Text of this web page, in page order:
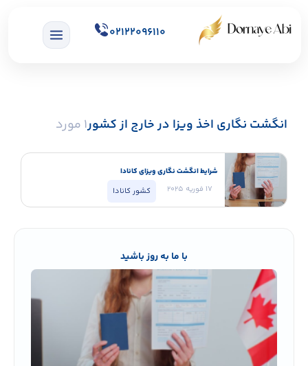
02122096110
انگشت نگاری اخذ ویزا در خارج از کشور1 مورد
شرایط انگشت نگاری ویزای کانادا
17 فوریه 2025 کشور کانادا
با ما به روز باشید